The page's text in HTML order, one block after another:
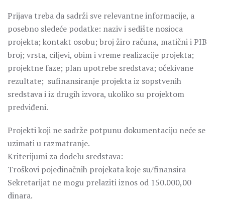
Prijava treba da sadrži sve relevantne informacije, a
posebno sledeće podatke: naziv i sedište nosioca
projekta; kontakt osobu; broj žiro računa, matični i PIB
broj; vrsta, ciljevi, obim i vreme realizacije projekta;
projektne faze; plan upotrebe sredstava; očekivane
rezultate; sufinansiranje projekta iz sopstvenih
sredstava i iz drugih izvora, ukoliko su projektom
predviđeni.
Projekti koji ne sadrže potpunu dokumentaciju neće se
uzimati u razmatranje.
Kriterijumi za dodelu sredstava:
Troškovi pojedinačnih projekata koje su/finansira
Sekretarijat ne mogu prelaziti iznos od 150.000,00
dinara.